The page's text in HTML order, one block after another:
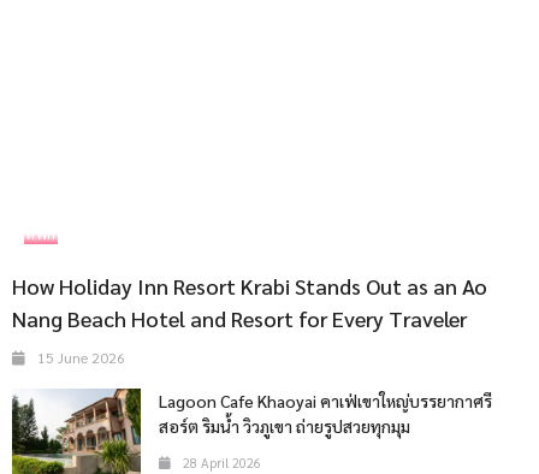
ที่พัก
How Holiday Inn Resort Krabi Stands Out as an Ao
Nang Beach Hotel and Resort for Every Traveler
15 June 2026
Lagoon Cafe Khaoyai คาเฟ่เขาใหญ่บรรยากาศรี
สอร์ต ริมน้ำ วิวภูเขา ถ่ายรูปสวยทุกมุม
28 April 2026